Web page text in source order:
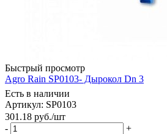
Быстрый просмотр
Agro Rain SP0103- Дырокол Dn 3
Есть в наличии
Артикул: SP0103
301.18 руб./шт
-
+